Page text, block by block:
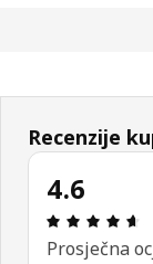
Recenzije
4.6
Prosječna